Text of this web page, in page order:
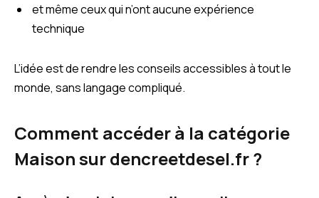
et même ceux qui n’ont aucune expérience
technique
L’idée est de rendre les conseils accessibles à tout le
monde, sans langage compliqué.
Comment accéder à la catégorie
Maison sur dencreetdesel.fr ?